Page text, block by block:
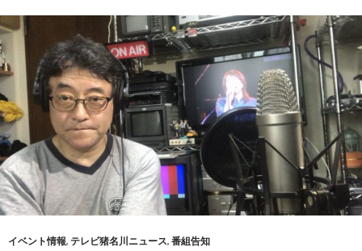
イベント情報, テレビ猪名川ニュース, 番組告知